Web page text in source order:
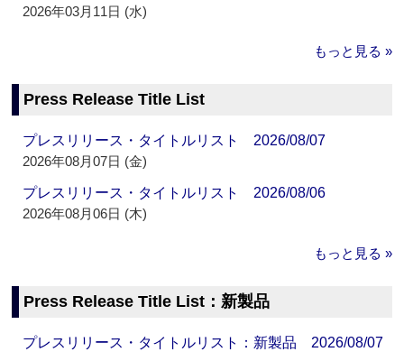
2026年03月11日 (水)
もっと見る »
Press Release Title List
プレスリリース・タイトルリスト 2026/08/07
2026年08月07日 (金)
プレスリリース・タイトルリスト 2026/08/06
2026年08月06日 (木)
もっと見る »
Press Release Title List：新製品
プレスリリース・タイトルリスト：新製品 2026/08/07